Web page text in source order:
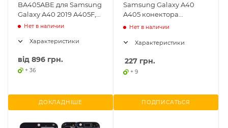
BA405ABE для Samsung
Galaxy A40 2019 A405F,
3100mAh
Нет в наличии
Характеристики
від 896 грн.
+ 36
ДОКЛАДНІШЕ
Samsung Galaxy A40
A405 конектора
зарядки, оригінал,
Нет в наличии
Характеристики
227 грн.
+ 9
ПОДПИСАТЬСЯ